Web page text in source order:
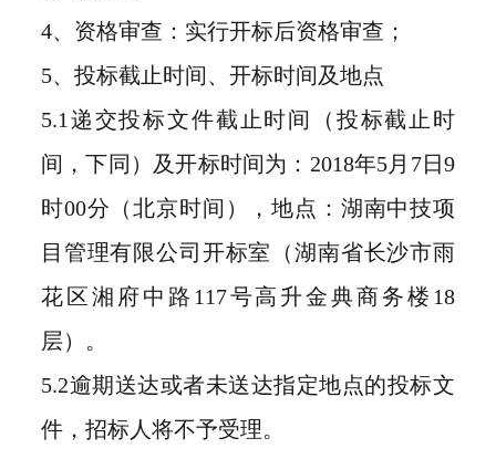
4、资格审查：实行开标后资格审查；
5、投标截止时间、开标时间及地点
5.1递交投标文件截止时间（投标截止时
间，下同）及开标时间为：2018年5月7日9
时00分（北京时间），地点：湖南中技项
目管理有限公司开标室（湖南省长沙市雨
花区湘府中路117号高升金典商务楼18
层）。
5.2逾期送达或者未送达指定地点的投标文
件，招标人将不予受理。